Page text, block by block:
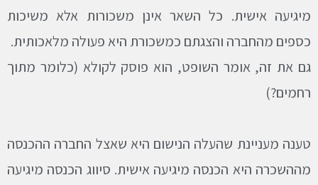
מיגיעה אישית. כל השאר אינן משכורות אלא משיכות
כספים מהחברה והצגתם כמשכורת היא פעולה מלאכותית.
גם את זה, אומר השופט, הוא פוסק לקולא (כלומר מתוך
רחמים?)
טענה מעניינת שהעלה הנישום היא שאצל החברה ההכנסה
מההשכרה היא הכנסה מיגיעה אישית. סיווג הכנסה מיגיעה